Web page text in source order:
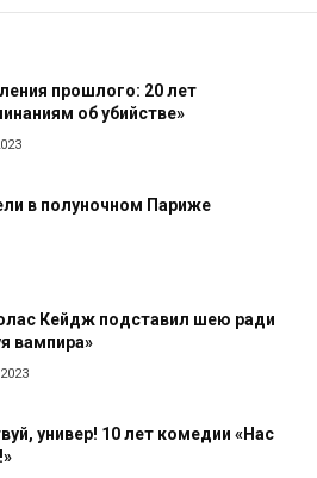
прошлого: 20 лет
об убийстве»
в полуночном Париже
Кейдж подставил шею ради
вампира»
универ! 10 лет комедии «Нас